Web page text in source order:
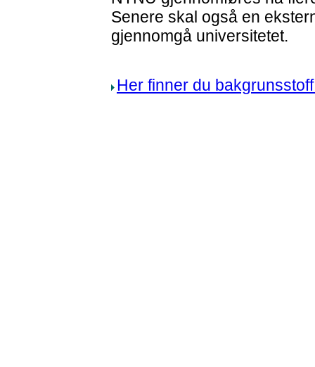
Senere skal også en
gjennomgå universitetet.
Her finner du